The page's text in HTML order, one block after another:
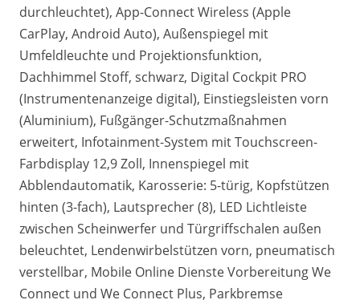
durchleuchtet), App-Connect Wireless (Apple
CarPlay, Android Auto), Außenspiegel mit
Umfeldleuchte und Projektionsfunktion,
Dachhimmel Stoff, schwarz, Digital Cockpit PRO
(Instrumentenanzeige digital), Einstiegsleisten vorn
(Aluminium), Fußgänger-Schutzmaßnahmen
erweitert, Infotainment-System mit Touchscreen-
Farbdisplay 12,9 Zoll, Innenspiegel mit
Abblendautomatik, Karosserie: 5-türig, Kopfstützen
hinten (3-fach), Lautsprecher (8), LED Lichtleiste
zwischen Scheinwerfer und Türgriffschalen außen
beleuchtet, Lendenwirbelstützen vorn, pneumatisch
verstellbar, Mobile Online Dienste Vorbereitung We
Connect und We Connect Plus, Parkbremse